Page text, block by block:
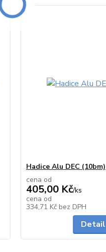
Hadice Alu DEC (10bm)
cena od
405,00 Kč/ks
cena od
334,71 Kč bez DPH
Detail